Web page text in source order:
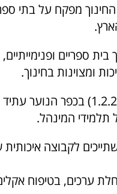
החינוך מפקח על בתי
שנה ל- 10 מוסדות חינוך בית ספריים ופנימייתיים,
ומצוינות בחינוך.
הפרס ניתן בטקס חגיגי שהתקיים אמש, א', (י"ב שבט, 1.2.2015) בכפר הנוער עתיד
תלמידי המינהל.
לקבוצה
ערכים, בטיפוח